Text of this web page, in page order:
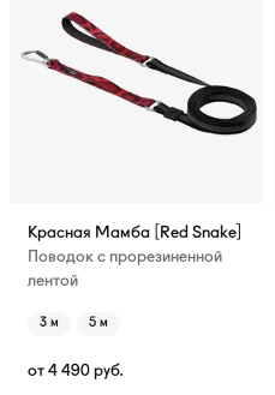
Красная Мамба [Red Snake]
Поводок с прорезиненной
лентой
3 м 5 м
от 4 490 руб.